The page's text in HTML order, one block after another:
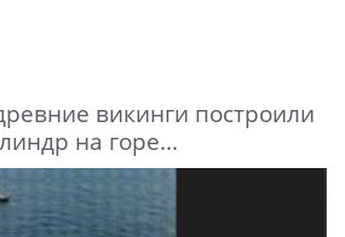
викинги построили
на горе...